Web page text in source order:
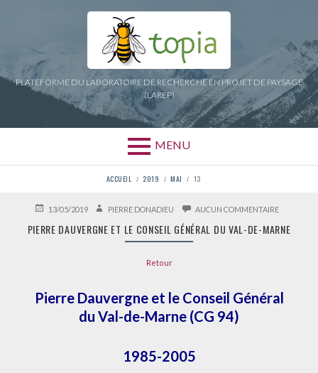
PLATEFORME DU LABORATOIRE DE RECHERCHE EN PROJET DE PAYSAGE
(LAREP)
MENU
D'ARIANE
ACCUEIL 2019 MAI 13
PUBLIÉ13/05/2019 AUTEURPIERRE DONADIEU AUCUN COMMENTAIRESUR
VAL-
PIERRE DAUVERGNE ET LE CONSEIL GÉNÉRAL DU VAL-DE-MARNE
Retour
Pierre Dauvergne et le Conseil Général
du Val-de-Marne (CG 94)
1985-2005